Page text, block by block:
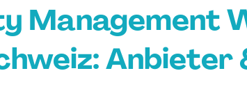
Management
Anbieter